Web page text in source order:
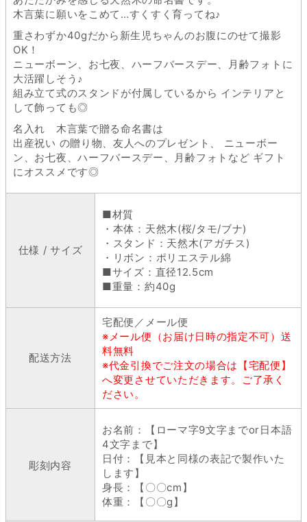
木言葉に願いをこめて…すくすく育ってね♪
重さわずか40gだから新生児ちゃんのお腹にのせて撮影
OK！
ニューボーン、お七夜、ハーフバースデー、月齢フォトに
大活躍しそう♪
組み立て式のスタンドが付属しているから インテリアと
して飾っても◎
名入れ 木言葉で贈る命名書は
出産祝い の贈り物、友人へのプレゼント、 ニューボー
ン、お七夜、ハーフバースデー、月齢フォトなど ギフト
にオススメです◎
仕様 / サイズ
■材質
・本体：天然木(桜/タモ/ブナ)
・スタンド：天然木(アガチス)
・リボン：ポリエステル綿
■サイズ：直径12.5cm
■重量：約40g
配送方法
宅配便／メール便
※メール便（お届け日時の指定不可）送
料無料
※代金引換でご注文の場合は【宅配便】
へ変更させていただきます。ご了承く
ださい。
彫刻内容
お名前：【ローマ字9文字までor日本語
4文字まで】
日付：【見本と同様の表記で製作いた
します】
身長：【〇〇cm】
体重：【〇〇g】